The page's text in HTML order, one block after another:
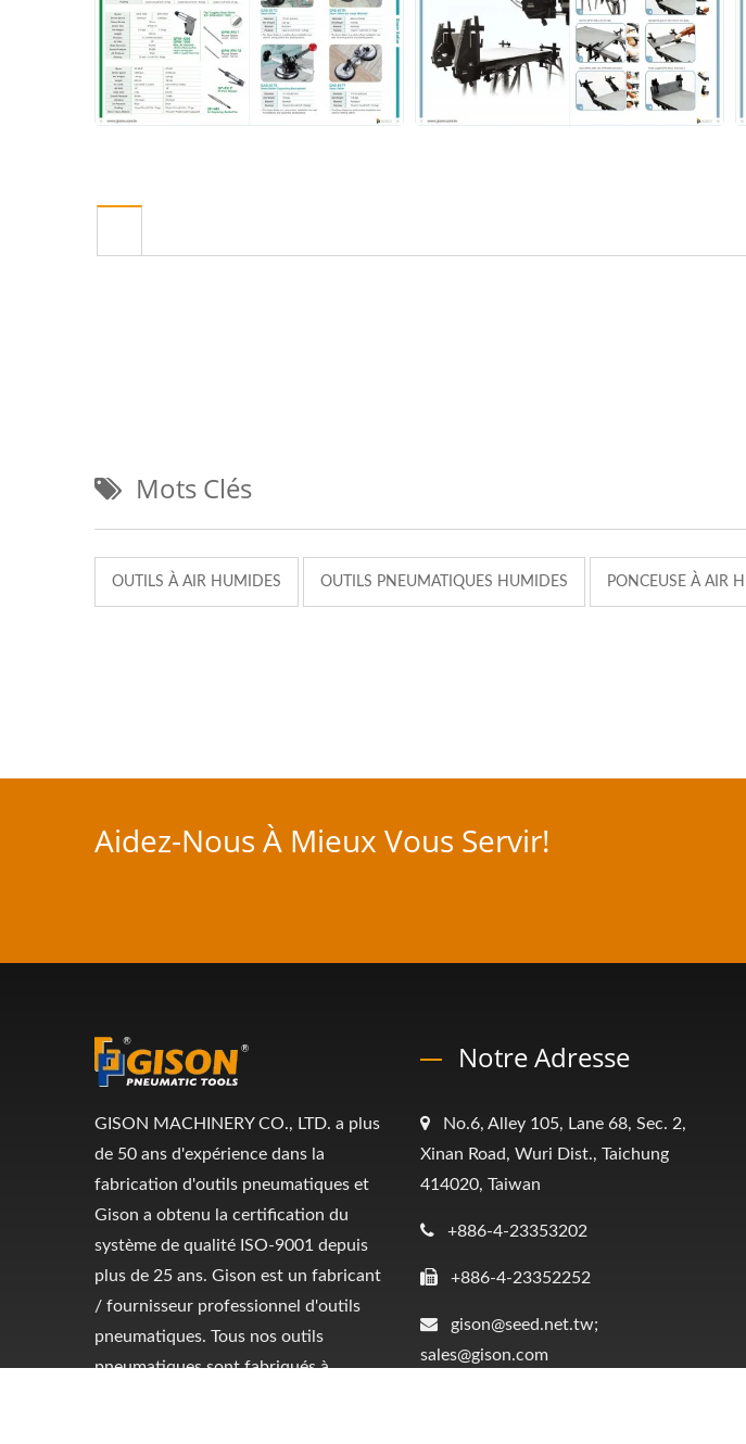
Mots Clés
OUTILS À AIR HUMIDES OUTILS PNEUMATIQUES HUMIDES PONCEUSE À AIR
Aidez-Nous À Mieux Vous Servir!
GISON MACHINERY CO., LTD. a plus
de 50 ans d'expérience dans la
fabrication d'outils pneumatiques et
Gison a obtenu la certification du
système de qualité ISO-9001 depuis
plus de 25 ans. Gison est un fabricant
/ fournisseur professionnel d'outils
pneumatiques. Tous nos outils
pneumatiques sont fabriqués à
Notre Adresse
No.6, Alley 105, Lane 68, Sec. 2,
Xinan Road, Wuri Dist., Taichung
414020, Taiwan
+886-4-23353202
+886-4-23352252
gison@seed.net.tw;
sales@gison.com